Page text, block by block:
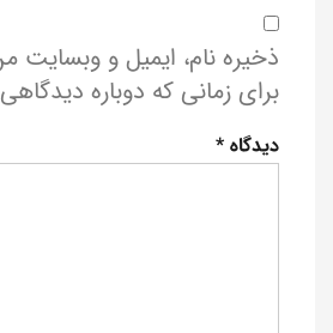
ذخیره نام، ایمیل و وبسایت
برای زمانی که دوباره
دیدگاه*